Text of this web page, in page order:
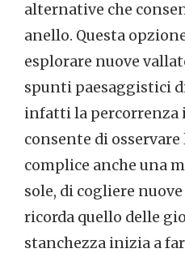
alternative che
anello. Questa
esplorare nuove
spunti paesaggistici
infatti la percorrenza
consente di
complice anche una
sole, di cogliere
ricorda quello delle
stanchezza inizia a